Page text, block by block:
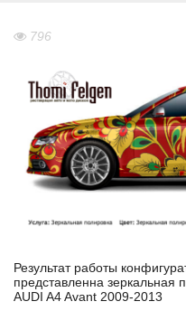
796
Результат работы
представленна зеркальная
AUDI A4 Avant 2009-2013